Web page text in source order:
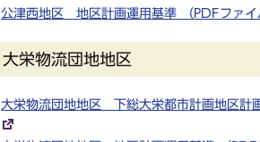
公津西地区 地区計画運用基準 （PDFファイ
大栄物流団地地区
大栄物流団地地区 下総大栄都市計画地区計